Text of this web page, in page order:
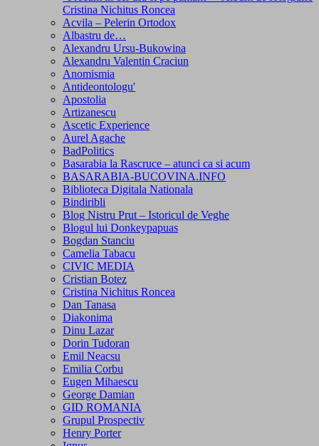
Cristina Nichitus Roncea
Acvila – Pelerin Ortodox
Albastru de…
Alexandru Ursu-Bukowina
Alexandru Valentin Craciun
Anomismia
Antideontologu'
Apostolia
Artizanescu
Ascetic Experience
Aurel Agache
BadPolitics
Basarabia la Rascruce – atunci ca si acum
BASARABIA-BUCOVINA.INFO
Biblioteca Digitala Nationala
Bindiribli
Blog Nistru Prut – Istoricul de Veghe
Blogul lui Donkeypapuas
Bogdan Stanciu
Camelia Tabacu
CIVIC MEDIA
Cristian Botez
Cristina Nichitus Roncea
Dan Tanasa
Diakonima
Dinu Lazar
Dorin Tudoran
Emil Neacsu
Emilia Corbu
Eugen Mihaescu
George Damian
GID ROMANIA
Grupul Prospectiv
Henry Porter